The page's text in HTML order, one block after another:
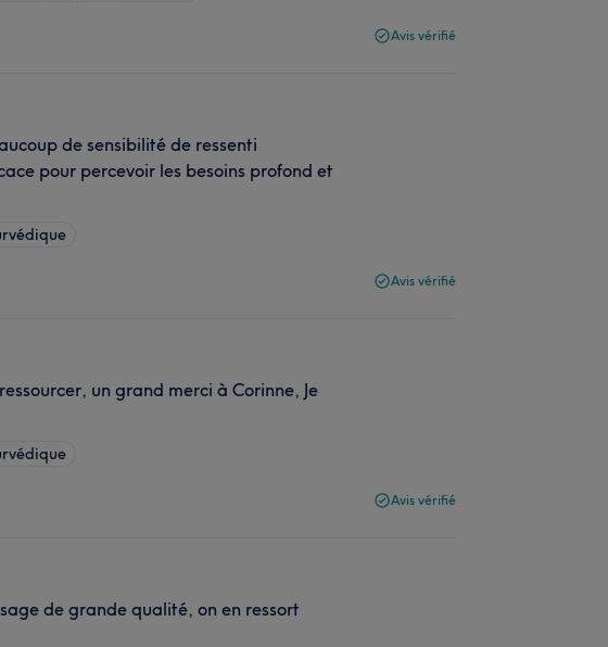
Avis vérifié
de sensibilité de ressenti
pour percevoir les besoins profond et
Avis vérifié
un grand merci à Corinne, Je
Avis vérifié
de grande qualité, on en ressort